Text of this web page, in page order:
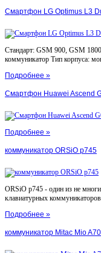
Смартфон LG Optimus L3
Стандарт: GSM 900, GSM
коммуникатор Тип корпуса:
Подробнее »
Смартфон Huawei Ascend
Подробнее »
коммуникатор ORSiO p745
ORSiO p745 - один из не
клавиатурных коммуникаторов
Подробнее »
коммуникатор Mitac Mio